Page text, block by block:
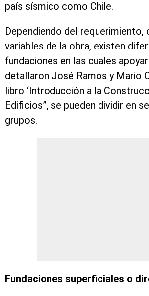
país sísmico como Chile.
Dependiendo del
variables de la obra, existen
fundaciones en las cuales
detallaron José Ramos y Mario
libro ‘Introducción a la
Edificios”, se pueden dividir en
grupos.
Fundaciones superficiales o